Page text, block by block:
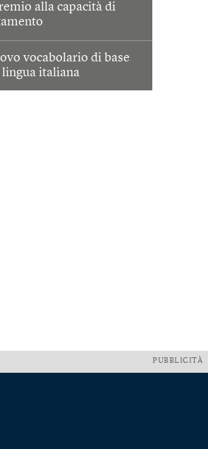
alla capacità di
vocabolario di base
lingua italiana
PUBBLICITÀ